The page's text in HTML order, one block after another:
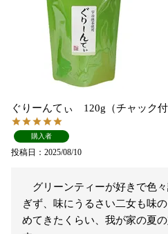
ぐりーんてぃ 120g（チャック付
購入者
投稿日 2025/08/10
グリーンティーが好きで色
ぎず、味にうるさい二女も味
めてきたくらい、我が家の夏